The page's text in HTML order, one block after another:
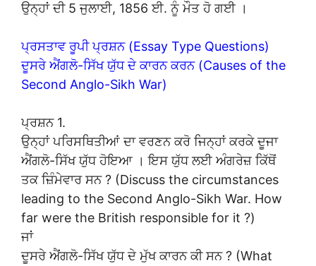
ਉਨ੍ਹਾਂ ਦੀ 5 ਜੁਲਾਈ, 1856 ਈ. ਨੂੰ ਮੌਤ ਹੋ ਗਈ ।
ਪ੍ਰਸਤਾਵ ਰੂਪੀ ਪ੍ਰਸ਼ਨ (Essay Type Questions)
ਦੂਸਰੇ ਐਂਗਲੋ-ਸਿੱਖ ਯੁੱਧ ਦੇ ਕਾਰਨ ਕਰਨ (Causes of the
Second Anglo-Sikh War)
ਪ੍ਰਸ਼ਨ 1.
ਉਨ੍ਹਾਂ ਪਰਿਸਥਿਤੀਆਂ ਦਾ ਵਰਣਨ ਕਰੋ ਜਿਨ੍ਹਾਂ ਕਰਕੇ ਦੂਜਾ
ਐਂਗਲੋ-ਸਿੱਖ ਯੁੱਧ ਹੋਇਆ । ਇਸ ਯੁੱਧ ਲਈ ਅੰਗਰੇਜ਼ ਕਿੱਥੋਂ
ਤਕ ਜ਼ਿੰਮੇਵਾਰ ਸਨ ? (Discuss the circumstances
leading to the Second Anglo-Sikh War. How
far were the British responsible for it ?)
ਜਾਂ
ਦੂਸਰੇ ਐਂਗਲੋ-ਸਿੱਖ ਯੁੱਧ ਦੇ ਮੁੱਖ ਕਾਰਨ ਕੀ ਸਨ ? (What